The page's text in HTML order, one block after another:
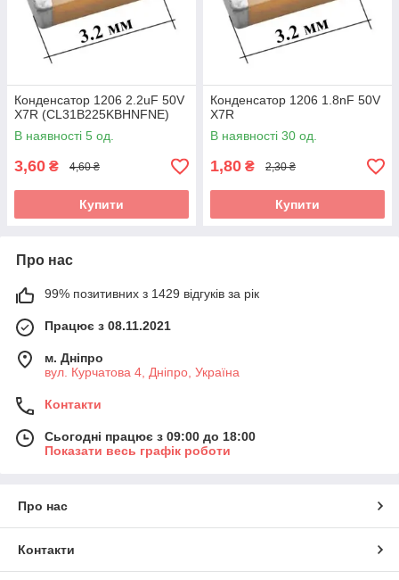
Конденсатор 1206 2.2uF 50V
X7R (CL31B225KBHNFNE)
В наявності 5 од.
3,60 ₴ 4,60 ₴
Купити
Конденсатор 1206 1.8nF 50V
X7R
В наявності 30 од.
1,80 ₴ 2,30 ₴
Купити
Про нас
99% позитивних з 1429 відгуків за рік
Працює з 08.11.2021
м. Дніпро
вул. Курчатова 4, Дніпро, Україна
Контакти
Сьогодні працює з 09:00 до 18:00
Показати весь графік роботи
Про нас
Контакти